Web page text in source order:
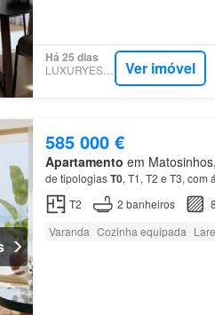
Há 25 dias
LUXURYESTATE Ver imóvel
585 000 €
Apartamento em
de tipologiasT0, T1, T2 e T3, com
T2
2 banheiros
Varanda Cozinha equipada